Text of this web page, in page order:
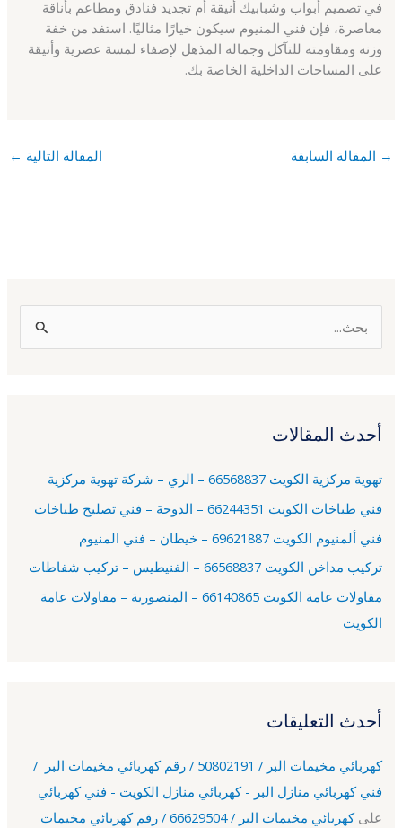
في تصميم أبواب وشبابيك أنيقة أم تجديد فنادق ومطاعم بأناقة
معاصرة، فإن فني المنيوم سيكون خيارًا مثاليًا. استفد من خفة
وزنه ومقاومته للتآكل وجماله المذهل لإضفاء لمسة عصرية وأنيقة
على المساحات الداخلية الخاصة بك.
→ المقالة السابقة المقالة التالية ←
ث
ن
:
أحدث المقالات
تهوية مركزية الكويت 66568837 – الري – شركة تهوية مركزية
فني طباخات الكويت 66244351 – الدوحة – فني تصليح طباخات
فني ألمنيوم الكويت 69621887 – خيطان – فني المنيوم
تركيب مداخن الكويت 66568837 – الفنيطيس – تركيب شفاطات
مقاولات عامة الكويت 66140865 – المنصورية – مقاولات عامة
الكويت
أحدث التعليقات
كهربائي مخيمات البر / 50802191 / رقم كهربائي مخيمات البر /
فني كهربائي منازل البر - كهربائي منازل الكويت - فني كهربائي
على
كهربائي مخيمات البر / 66629504 / رقم كهربائي مخيمات